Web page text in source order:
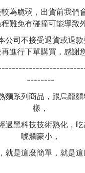
為脆弱，出貨前我們
難免有碰撞可能導致
公司不接受退貨或退
進行下單購買，感謝
--------
麵系列商品，跟烏龍
樣，
過黑科技技術熟化，
唬爛豪小，
就是這麼簡單，就是這